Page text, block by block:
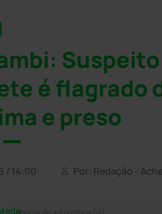
é flagrado
e preso
/ 14:00 Por: Redação -